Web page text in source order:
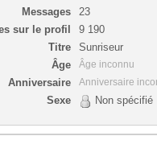
Messages
23
sur le profil
9 190
Titre
Sunriseur
Âge
Âge inconnu
Anniversaire Anniversaire
Sexe Non spécifié